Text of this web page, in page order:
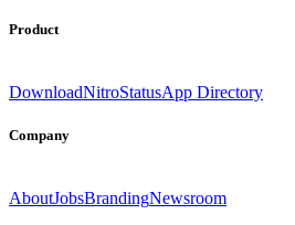
Product
DownloadNitroStatusApp Directory
Company
AboutJobsBrandingNewsroom